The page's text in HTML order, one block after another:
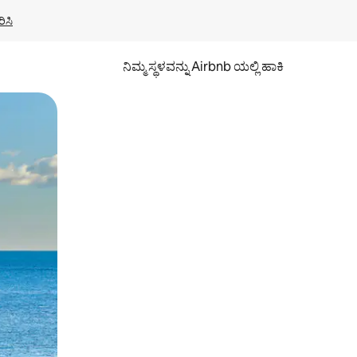
ನಿಮ್ಮ ಸ್ಥಳವನ್ನು Airbnb ಯಲ್ಲಿ ಹಾಕಿ